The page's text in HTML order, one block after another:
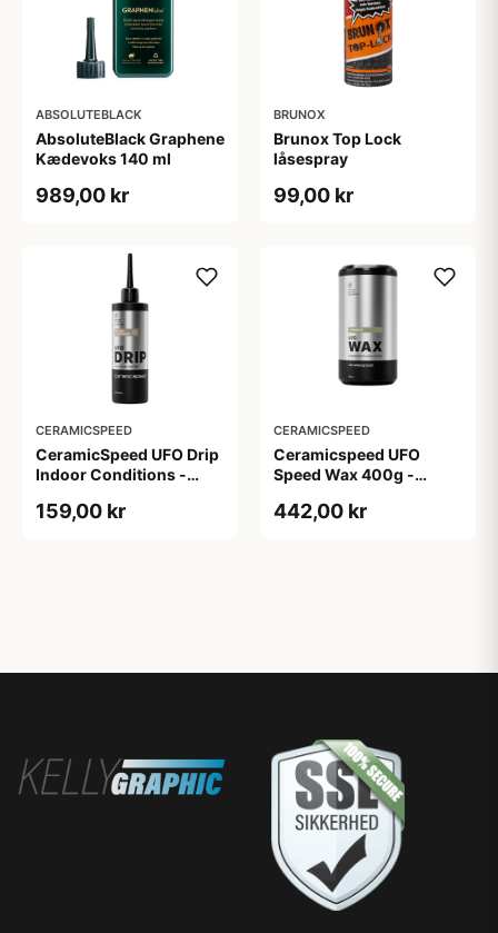
ABSOLUTEBLACK
AbsoluteBlack Graphene
Kædevoks 140 ml
989,00 kr
BRUNOX
Brunox Top Lock
låsespray
99,00 kr
CERAMICSPEED
CeramicSpeed UFO Drip
Indoor Conditions -
159,00 kr
CERAMICSPEED
Ceramicspeed UFO
Speed Wax 400g -
442,00 kr